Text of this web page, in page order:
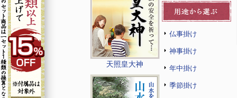
天照皇大神
仏事掛け
神事掛け
年中掛け
季節掛け